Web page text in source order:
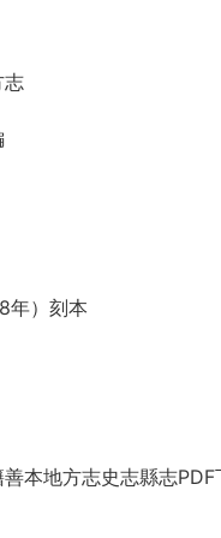
志
年）刻本
本地方志史志縣志PDF